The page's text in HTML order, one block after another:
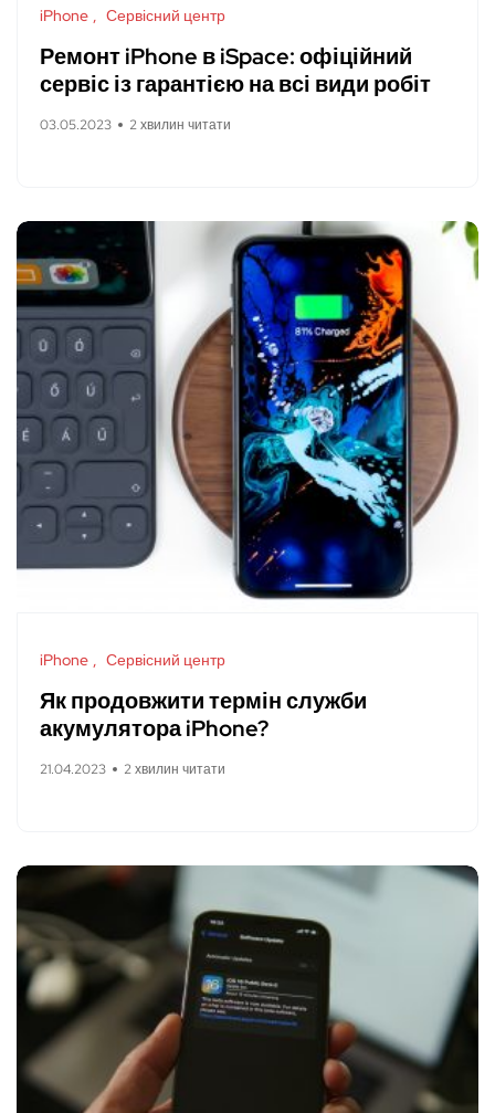
iPhone Сервісний центр
Ремонт iPhone в iSpace: офіційний
сервіс із гарантією на всі види робіт
03.05.2023 2 хвилин читати
iPhone Сервісний центр
Як продовжити термін служби
акумулятора iPhone?
21.04.2023 2 хвилин читати